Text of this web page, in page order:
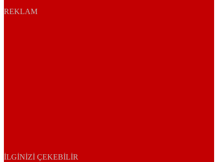
REKLAM
İLGINIZI ÇEKEBILIR